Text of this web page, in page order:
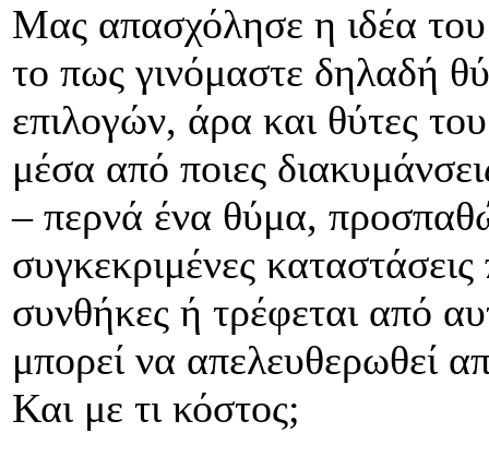
Μας απασχόλησε η ιδέα
το πως γινόμαστε δηλαδή
επιλογών, άρα και θύτες
μέσα από ποιες
– περνά ένα θύμα,
συγκεκριμένες
συνθήκες ή τρέφεται από
μπορεί να απελευθερωθεί
Και με τι κόστος;